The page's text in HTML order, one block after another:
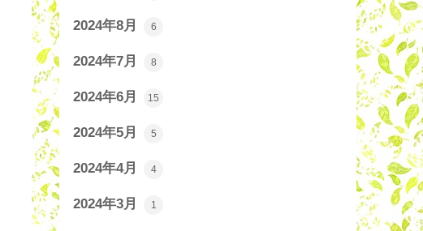
2024年8月 6
2024年7月 8
2024年6月 15
2024年5月 5
2024年4月 4
2024年3月 1